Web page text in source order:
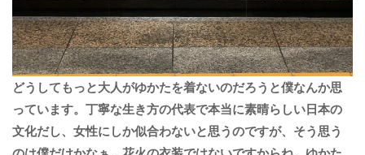
どうしてもっと大人がゆかたを着ないのだろうと僕なんか思
っています。丁寧な生き方の代表で本当に素晴らしい日本の
文化だし、女性にしか似合わないと思うのですが、そう思う